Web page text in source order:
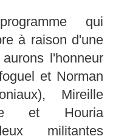
qui
à raison d'une
l'honneur
et Norman
Mireille
et Houria
militantes